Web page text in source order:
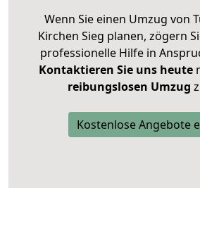
Wenn Sie einen Umzug von
Kirchen Sieg planen, zögern
professionelle Hilfe in
Kontaktieren Sie uns heute
reibungslosen Umzug
Kostenlose Angebote